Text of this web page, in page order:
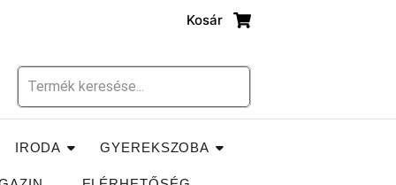
Kosár
IRODA GYEREKSZOBA